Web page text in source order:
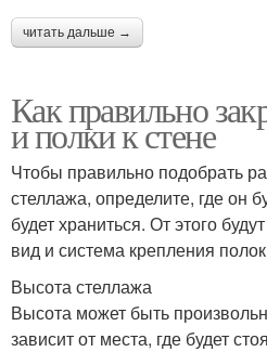
читать дальше →
Как правильно
и полки к стене
Чтобы правильно подобрать
стеллажа, определите, где он
будет храниться. От этого
вид и система крепления полок
Высота стеллажа
Высота может быть
зависит от места, где будет